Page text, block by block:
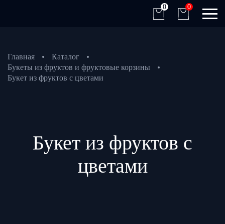
0 0
Главная
Каталог
Букеты из фруктов и фруктовые корзины
Букет из фруктов с цветами
Букет из фруктов с
цветами